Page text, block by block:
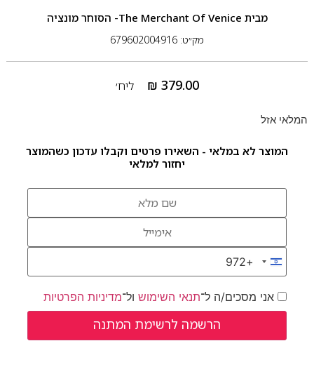
מבית The Merchant Of Venice- הסוחר מונציה
מק״ט: 679602004916
₪ 379.00 ליח׳
המלאי אזל
המוצר לא במלאי - השאירו פרטים וקבלו עדכון כשהמוצר
יחזור למלאי
Israel +972
+972
אני מסכים/ה ל־תנאי השימושול־מדיניות הפרטיות